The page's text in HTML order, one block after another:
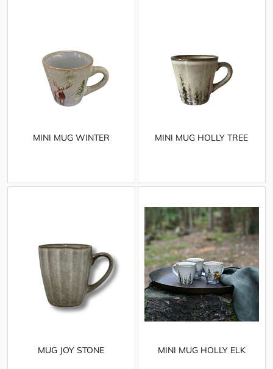
MINI MUG WINTER MINI MUG HOLLY TREE
MUG JOY STONE MINI MUG HOLLY ELK